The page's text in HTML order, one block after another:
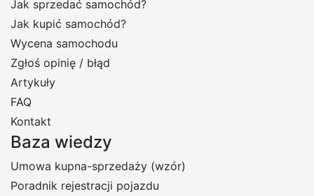
Jak sprzedać samochód?
Jak kupić samochód?
Wycena samochodu
Zgłoś opinię / błąd
Artykuły
FAQ
Kontakt
Baza wiedzy
Umowa kupna-sprzedaży (wzór)
Poradnik rejestracji pojazdu